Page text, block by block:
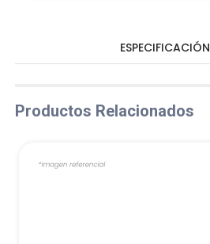
ESPECIFICACIÓN
Productos Relacionados